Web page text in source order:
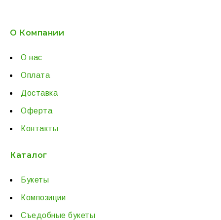
О Компании
О нас
Оплата
Доставка
Оферта
Контакты
Каталог
Букеты
Композиции
Съедобные букеты